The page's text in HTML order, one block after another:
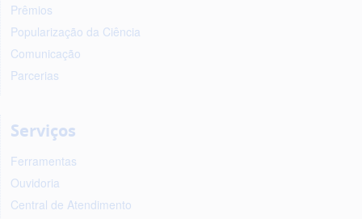
Prêmios
Popularização da Ciência
Comunicação
Parcerias
Serviços
Ferramentas
Ouvidoria
Central de Atendimento